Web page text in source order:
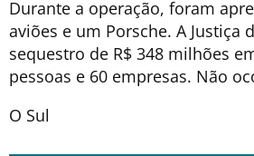
Durante a operação, foram
aviões e um Porsche. A Justiça
sequestro de R$ 348 milhões
pessoas e 60 empresas. Não
O Sul